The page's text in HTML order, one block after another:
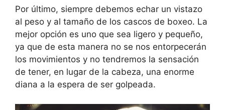
Por último, siempre debemos echar un vistazo
al peso y al tamaño de los cascos de boxeo. La
mejor opción es uno que sea ligero y pequeño,
ya que de esta manera no se nos entorpecerán
los movimientos y no tendremos la sensación
de tener, en lugar de la cabeza, una enorme
diana a la espera de ser golpeada.